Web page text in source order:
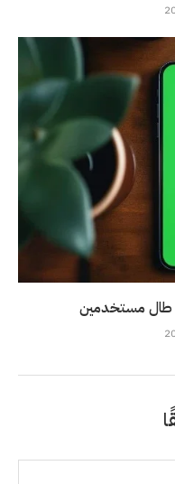
طال مستخدمين